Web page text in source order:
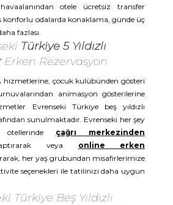
otele ücretsiz transfer
konforlu odalarda konaklama, günde üç
fazlası.
Türkiye 5 Yıldızlı
Erken Rezervasyon
hizmetlerine, çocuk kulübünden gösteri
animasyon gösterilerine
Evrenseki Türkiye beş yıldızlı
sunulmaktadır. Evrenseki her şey
otellerinde çağrı merkezinden
veya online erken
her yaş grubundan misafirlerimize
seçenekleri ile tatilinizi daha uygun
Türkiye Beş Yıldızlı